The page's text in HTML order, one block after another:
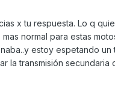
x tu respuesta. Lo q
normal para estas
estoy espetando
la transmisión secundaria